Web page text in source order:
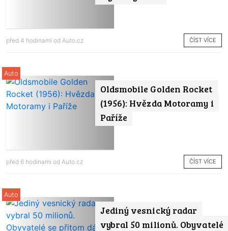
před 4 hodinami od Auto.cz ČÍST VÍCE
Oldsmobile Golden Rocket
(1956): Hvězda Motoramy i
Paříže
Auto
před 6 hodinami od Auto.cz ČÍST VÍCE
Jediný vesnický radar
vybral 50 milionů. Obyvatelé
Auto